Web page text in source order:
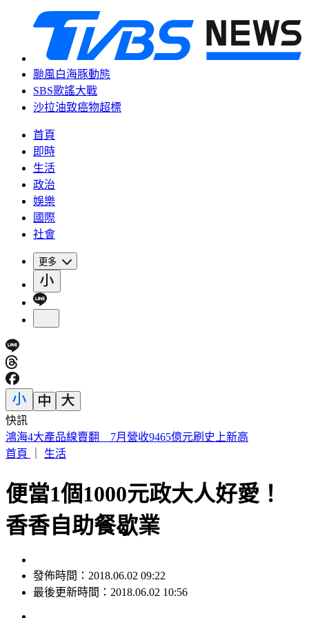
颱風白海豚動態
SBS歌謠大戰
沙拉油致癌物超標
首頁
即時
生活
政治
娛樂
國際
社會
更多
快訊
「蓋簽名」遭出征！東發號塗漆 沈伯洋、蔣萬安簽名全不留
首頁
生活
便當1個1000元政大人好愛！
香香自助餐歇業
發佈時間：2018.06.02 09:22
最後更新時間：2018.06.02 10:56